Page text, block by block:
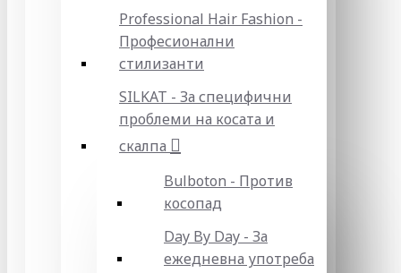
Professional Hair Fashion -
Професионални
стилизанти
SILKAT - За специфични
проблеми на косата и
скалпа
Bulboton - Против
косопад
Day By Day - За
ежедневна употреба